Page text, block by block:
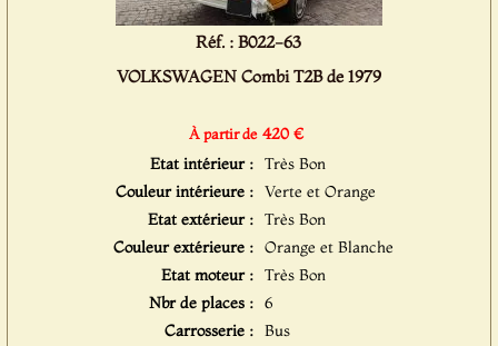
Réf. : B022-63
VOLKSWAGEN Combi T2B de 1979
À partir de 420 €
Etat intérieur : Très Bon
Couleur intérieure : Verte et Orange
Etat extérieur : Très Bon
Couleur extérieure : Orange et Blanche
Etat moteur : Très Bon
Nbr de places : 6
Carrosserie : Bus